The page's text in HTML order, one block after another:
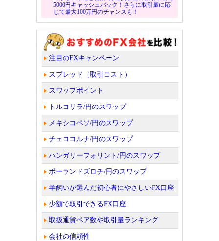
5000円キャッシュバック！さらに取引量に応
じて最大100万円のチャンスも！
注目のFXキャンペーン
スプレッド（取引コスト）
スワップポイント
トルコリラ/円のスワップ
メキシコペソ/円のスワップ
チェココルナ/円のスワップ
ハンガリーフォリント/円のスワップ
ポーランドズロチ/円のスワップ
羊飼いが選んだ初心者にやさしいFX口座
少額で取引できるFX口座
取扱通貨ペア数や取引量ランキング
会社の信頼性